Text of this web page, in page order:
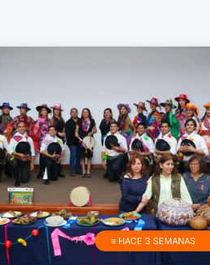
≡ HACE 3 SEMANAS